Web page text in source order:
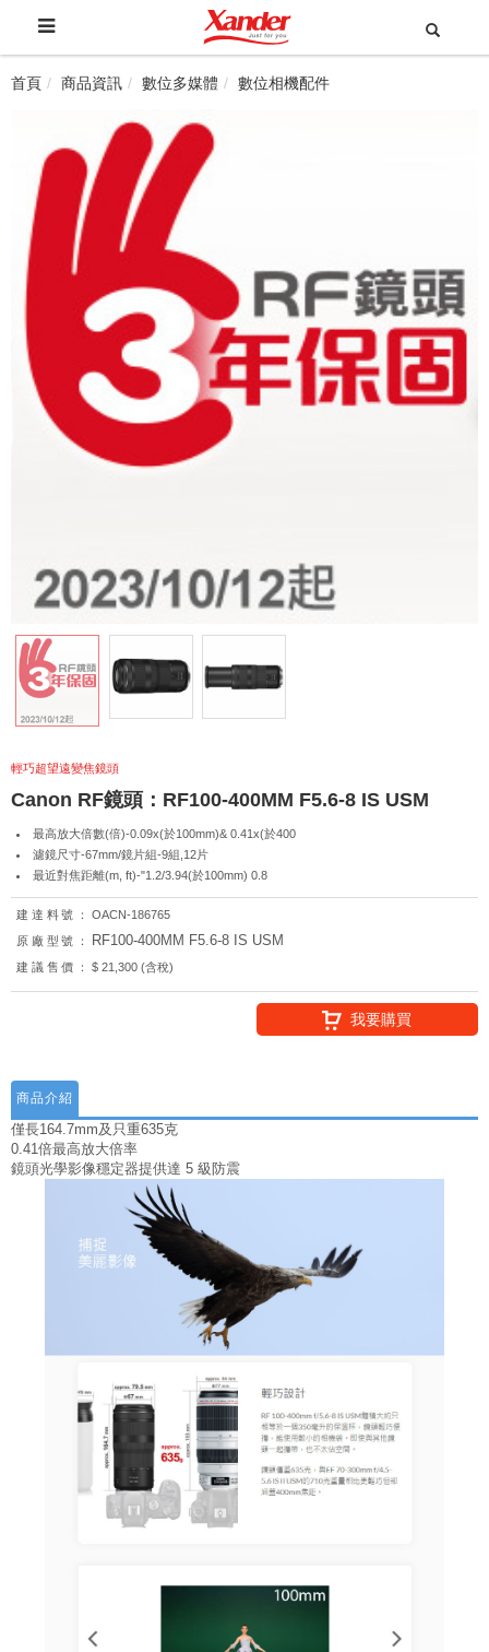
首頁 商品資訊 數位多媒體 數位相機配件
輕巧超望遠變焦鏡頭
Canon RF鏡頭：RF100-400MM F5.6-8 IS USM
最高放大倍數(倍)-0.09x(於100mm)& 0.41x(於400
濾鏡尺寸-67mm/鏡片組-9組,12片
最近對焦距離(m, ft)-"1.2/3.94(於100mm) 0.8
建達料號：
OACN-186765
原廠型號：
RF100-400MM F5.6-8 IS USM
建議售價： $ 21,300 (含稅)
我要購買
商品介紹
僅長164.7mm及只重635克
0.41倍最高放大倍率
鏡頭光學影像穩定器提供達 5 級防震